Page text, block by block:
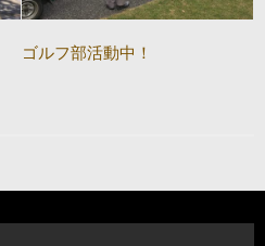
ゴルフ部活動中！